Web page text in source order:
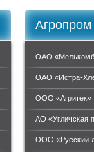
Агропром
ОАО
ОАО «Истра-
ООО «Агритек»
АО «Угличская
ООО «Русский